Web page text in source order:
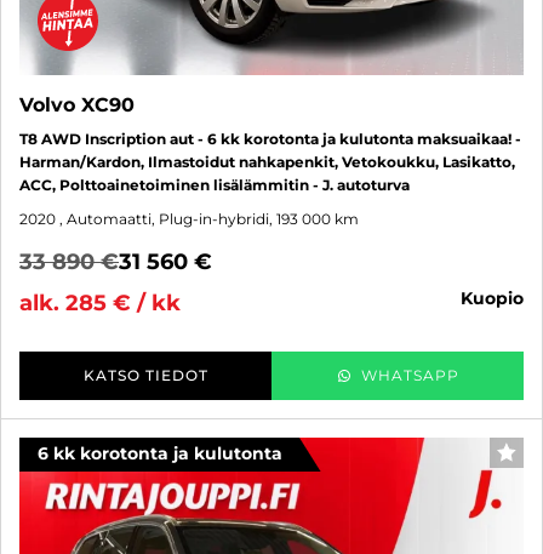
Volvo XC90
T8 AWD Inscription aut - 6 kk korotonta ja kulutonta maksuaikaa! -
Harman/Kardon, Ilmastoidut nahkapenkit, Vetokoukku, Lasikatto,
ACC, Polttoainetoiminen lisälämmitin - J. autoturva
2020 , Automaatti, Plug-in-hybridi, 193 000 km
33 890 €31 560 €
alk. 285 € / kk
kuopio
KATSO TIEDOT WHATSAPP
6 kk korotonta ja kulutonta